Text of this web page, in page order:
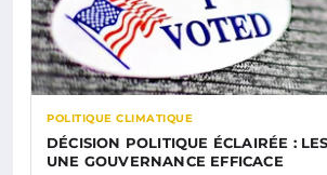
POLITIQUE CLIMATIQUE
DÉCISION POLITIQUE ÉCLAIRÉE :
UNE GOUVERNANCE EFFICACE